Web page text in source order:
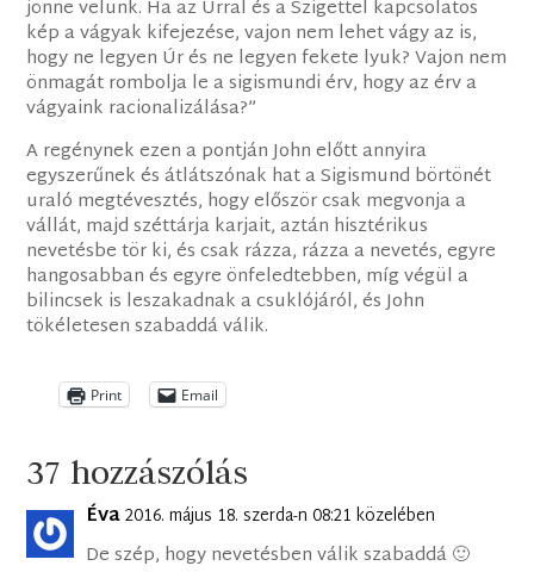
jönne velünk. Ha az Úrral és a Szigettel kapcsolatos
kép a vágyak kifejezése, vajon nem lehet vágy az is,
hogy ne legyen Úr és ne legyen fekete lyuk? Vajon nem
önmagát rombolja le a sigismundi érv, hogy az érv a
vágyaink racionalizálása?”
A regénynek ezen a pontján John előtt annyira
egyszerűnek és átlátszónak hat a Sigismund börtönét
uraló megtévesztés, hogy először csak megvonja a
vállát, majd széttárja karjait, aztán hisztérikus
nevetésbe tör ki, és csak rázza, rázza a nevetés, egyre
hangosabban és egyre önfeledtebben, míg végül a
bilincsek is leszakadnak a csuklójáról, és John
tökéletesen szabaddá válik.
Print Email
37 hozzászólás
Éva2016. május 18. szerda-n 08:21 közelében
De szép, hogy nevetésben válik szabaddá 🙂